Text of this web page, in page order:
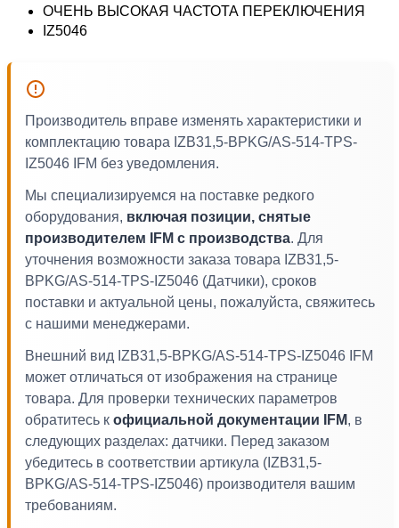
ОЧЕНЬ ВЫСОКАЯ ЧАСТОТА ПЕРЕКЛЮЧЕНИЯ
IZ5046
Производитель вправе изменять характеристики и
комплектацию товара IZB31,5-BPKG/AS-514-TPS-
IZ5046 IFM без уведомления.
Мы специализируемся на поставке редкого
оборудования, включая позиции, снятые
производителем IFM с производства. Для
уточнения возможности заказа товара IZB31,5-
BPKG/AS-514-TPS-IZ5046 (Датчики), сроков
поставки и актуальной цены, пожалуйста, свяжитесь
с нашими менеджерами.
Внешний вид IZB31,5-BPKG/AS-514-TPS-IZ5046 IFM
может отличаться от изображения на странице
товара. Для проверки технических параметров
обратитесь к официальной документации IFM, в
следующих разделах: датчики. Перед заказом
убедитесь в соответствии артикула (IZB31,5-
BPKG/AS-514-TPS-IZ5046) производителя вашим
требованиям.